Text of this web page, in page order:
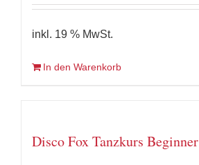
inkl. 19 % MwSt.
In den Warenkorb
Disco Fox Tanzkurs Beginner